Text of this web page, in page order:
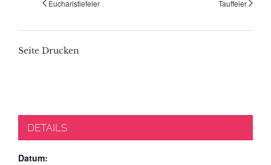
Eucharistiefeier Tauffeier
Seite Drucken
DETAILS
Datum: